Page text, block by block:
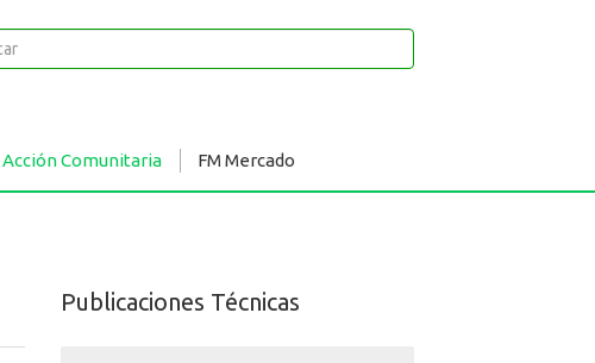
Acción Comunitaria FM Mercado
Publicaciones Técnicas